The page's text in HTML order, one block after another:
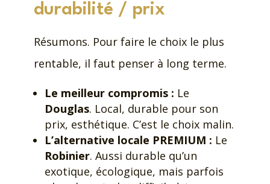
durabilité / prix
Résumons. Pour faire le choix le plus
rentable, il faut penser à long terme.
Le meilleur compromis : Le
Douglas. Local, durable pour son
prix, esthétique. C’est le choix malin.
L’alternative locale PREMIUM : Le
Robinier. Aussi durable qu’un
exotique, écologique, mais parfois